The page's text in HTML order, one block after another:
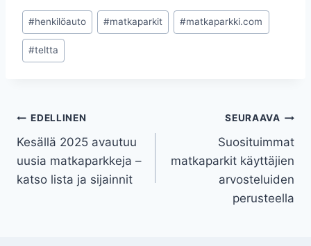
Avainsanat:
#henkilöauto #matkaparkit #matkaparkki.com
#teltta
Artikkelien
selaus
EDELLINEN
Kesällä 2025 avautuu
uusia matkaparkkeja –
katso lista ja sijainnit
SEURAAVA
Suosituimmat
matkaparkit käyttäjien
arvosteluiden
perusteella